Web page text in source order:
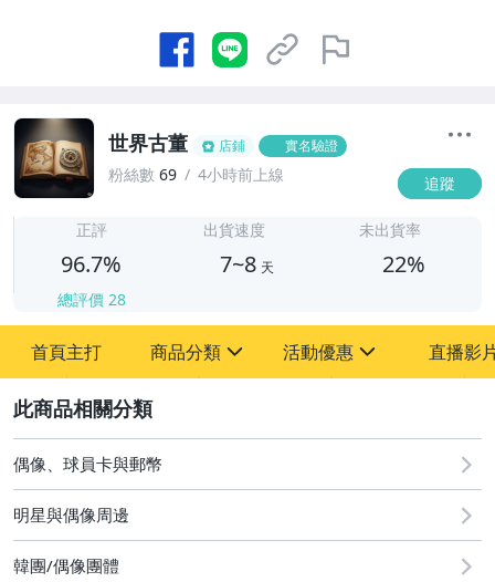
世界古董 店鋪 實名驗證
粉絲數 69 4小時前上線 追蹤
正評
96.7%
總評價 28
出貨速度
7~8 天
未出貨率
22%
首頁主打 商品分類
其它
活動優惠
[全店] 粉絲專享
[全店] 周年慶
直播影
偶像、球員卡與郵幣
明星與偶像周邊
韓團/偶像團體